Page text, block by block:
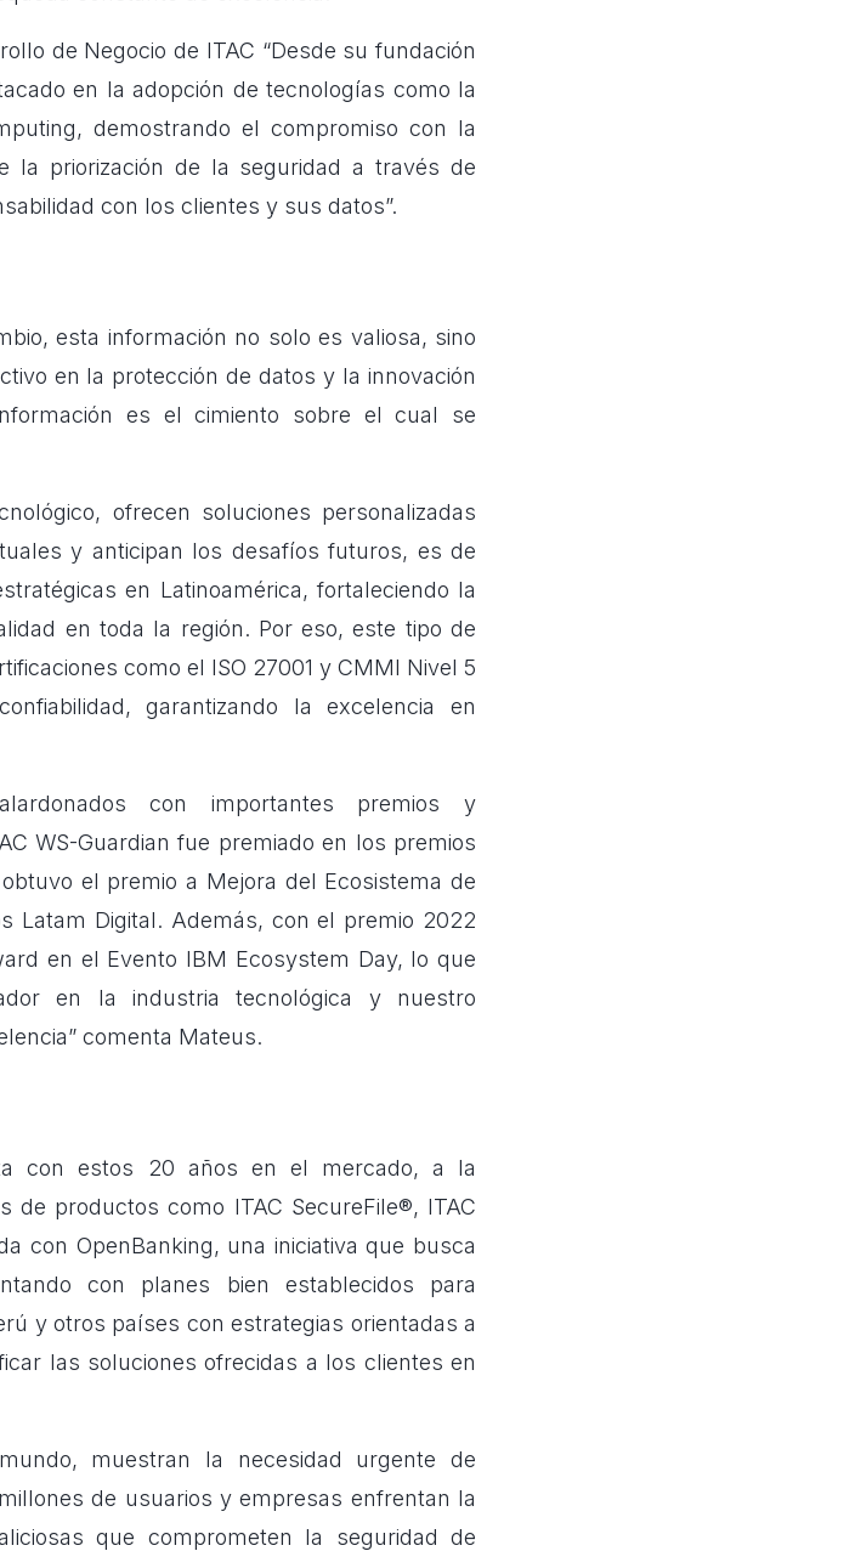
de Negocio de ITAC “Desde su fundación
en la adopción de tecnologías como la
demostrando el compromiso con la
la priorización de la seguridad a través de
con los clientes y sus datos”.
esta información no solo es valiosa, sino
en la protección de datos y la innovación
es el cimiento sobre el cual se
ofrecen soluciones personalizadas
y anticipan los desafíos futuros, es de
en Latinoamérica, fortaleciendo la
en toda la región. Por eso, este tipo de
como el ISO 27001 y CMMI Nivel 5
garantizando la excelencia en
con importantes premios y
WS-Guardian fue premiado en los premios
el premio a Mejora del Ecosistema de
Latam Digital. Además, con el premio 2022
en el Evento IBM Ecosystem Day, lo que
en la industria tecnológica y nuestro
comenta Mateus.
con estos 20 años en el mercado, a la
de productos como ITAC SecureFile®, ITAC
con OpenBanking, una iniciativa que busca
con planes bien establecidos para
y otros países con estrategias orientadas a
las soluciones ofrecidas a los clientes en
muestran la necesidad urgente de
de usuarios y empresas enfrentan la
que comprometen la seguridad de